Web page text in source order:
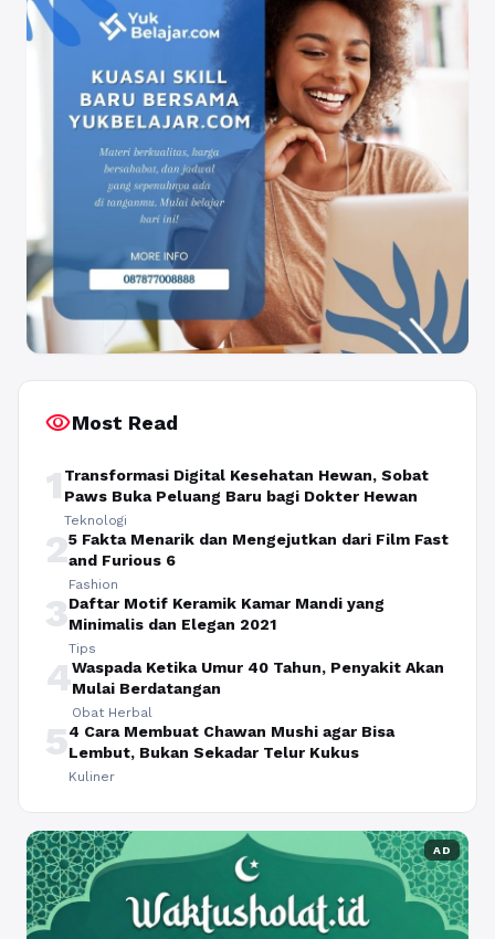
visibilityMost Read
1 Transformasi Digital Kesehatan Hewan, Sobat
Paws Buka Peluang Baru bagi Dokter Hewan
Teknologi
25 Fakta Menarik dan Mengejutkan dari Film Fast
and Furious 6
Fashion
3Daftar Motif Keramik Kamar Mandi yang
Minimalis dan Elegan 2021
Tips
4Waspada Ketika Umur 40 Tahun, Penyakit Akan
Mulai Berdatangan
Obat Herbal
54 Cara Membuat Chawan Mushi agar Bisa
Lembut, Bukan Sekadar Telur Kukus
Kuliner
AD